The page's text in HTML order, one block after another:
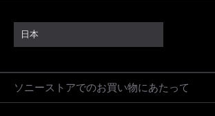
日本
ソニーストアでのお買い物にあたって